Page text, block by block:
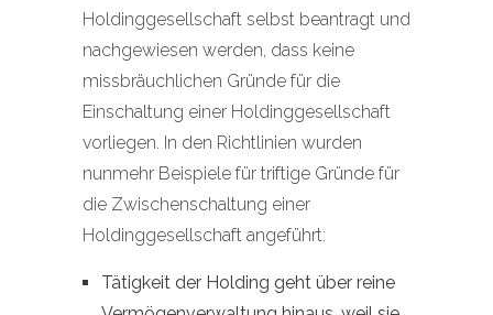
Holdinggesellschaft selbst beantragt und
nachgewiesen werden, dass keine
missbräuchlichen Gründe für die
Einschaltung einer Holdinggesellschaft
vorliegen. In den Richtlinien wurden
nunmehr Beispiele für triftige Gründe für
die Zwischenschaltung einer
Holdinggesellschaft angeführt:
Tätigkeit der Holding geht über reine